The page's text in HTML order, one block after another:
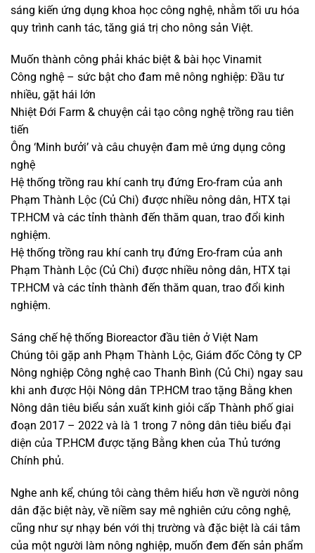
sáng kiến ứng dụng khoa học công nghệ, nhằm tối ưu hóa
quy trình canh tác, tăng giá trị cho nông sản Việt.
Muốn thành công phải khác biệt & bài học Vinamit
Công nghệ – sức bật cho đam mê nông nghiệp: Đầu tư
nhiều, gặt hái lớn
Nhiệt Đới Farm & chuyện cải tạo công nghệ trồng rau tiên
tiến
Ông ‘Minh bưởi’ và câu chuyện đam mê ứng dụng công
nghệ
Hệ thống trồng rau khí canh trụ đứng Ero-fram của anh
Phạm Thành Lộc (Củ Chi) được nhiều nông dân, HTX tại
TP.HCM và các tỉnh thành đến thăm quan, trao đổi kinh
nghiệm.
Hệ thống trồng rau khí canh trụ đứng Ero-fram của anh
Phạm Thành Lộc (Củ Chi) được nhiều nông dân, HTX tại
TP.HCM và các tỉnh thành đến thăm quan, trao đổi kinh
nghiệm.
Sáng chế hệ thống Bioreactor đầu tiên ở Việt Nam
Chúng tôi gặp anh Phạm Thành Lộc, Giám đốc Công ty CP
Nông nghiệp Công nghệ cao Thanh Bình (Củ Chi) ngay sau
khi anh được Hội Nông dân TP.HCM trao tặng Bằng khen
Nông dân tiêu biểu sản xuất kinh giỏi cấp Thành phố giai
đoạn 2017 – 2022 và là 1 trong 7 nông dân tiêu biểu đại
diện của TP.HCM được tặng Bằng khen của Thủ tướng
Chính phủ.
Nghe anh kể, chúng tôi càng thêm hiểu hơn về người nông
dân đặc biệt này, về niềm say mê nghiên cứu công nghệ,
cũng như sự nhạy bén với thị trường và đặc biệt là cái tâm
của một người làm nông nghiệp, muốn đem đến sản phẩm